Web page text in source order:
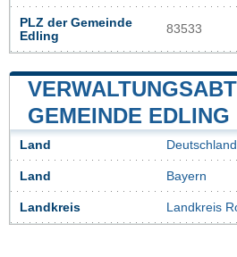
PLZ der Gemeinde
Edling
83533
GEMEINDE EDLING
Land Deutschland
Land Bayern
Landkreis Landkreis